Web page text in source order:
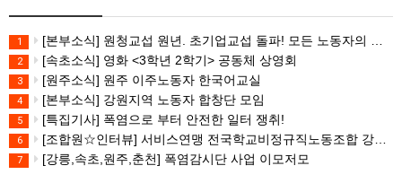
1 [본부소식] 원청교섭 원년. 초기업교섭 돌파! 모든 노동자의 노동기본권 쟁취! 민주노총 7.15 총파업대회
2 [속초소식] 영화 <3학년 2학기> 공동체 상영회
3 [원주소식] 원주 이주노동자 한국어교실
4 [본부소식] 강원지역 노동자 합창단 모임
5 [특집기사] 폭염으로 부터 안전한 일터 쟁취!
6 [조합원☆인터뷰] 서비스연맹 전국학교비정규직노동조합 강원지부 김유미 춘천지회장
7 [강릉,속초,원주,춘천] 폭염감시단 사업 이모저모